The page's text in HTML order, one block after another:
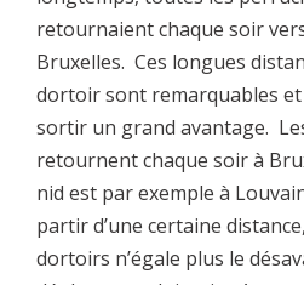
retournaient chaque soir
Bruxelles. Ces longues
dortoir sont remarquables
sortir un grand avantage.
retournent chaque soir à
nid est par exemple à
partir d’une certaine
dortoirs n’égale plus le